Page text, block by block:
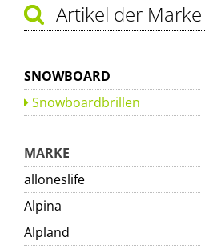
Artikel der Marke
SNOWBOARD
Snowboardbrillen
MARKE
alloneslife
Alpina
Alpland